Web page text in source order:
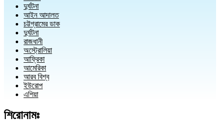
দুর্ঘটনা
আইন আদালত
চট্টগ্রামের ডাক
দুর্ঘটনা
রাজধানী
অস্ট্রোলিয়া
আফ্রিকা
আমেরিকা
আরব বিশ্ব
ইউরোপ
এশিয়া
শিরোনামঃ